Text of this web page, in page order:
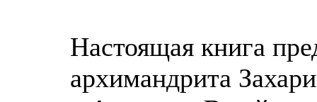
Настоящая книга
архимандрита